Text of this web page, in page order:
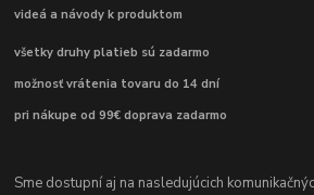
videá a návody k produktom
všetky druhy platieb sú zadarmo
možnosť vrátenia tovaru do 14 dní
pri nákupe od 99€ doprava zadarmo
Sme dostupní aj na nasledujúcich